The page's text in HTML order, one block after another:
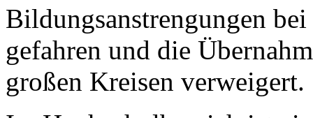
Bildungsanstrengungen
gefahren und die
großen Kreisen verweigert.